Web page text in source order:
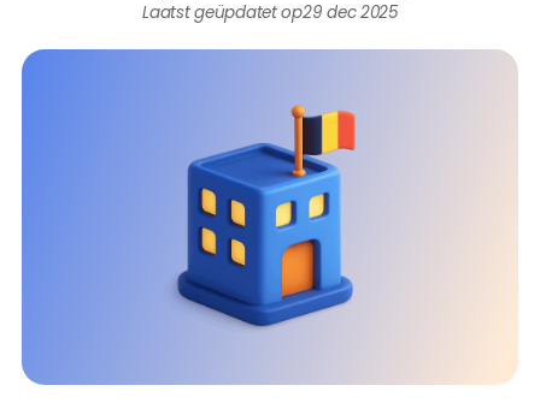
Laatst geüpdatet op29 dec 2025